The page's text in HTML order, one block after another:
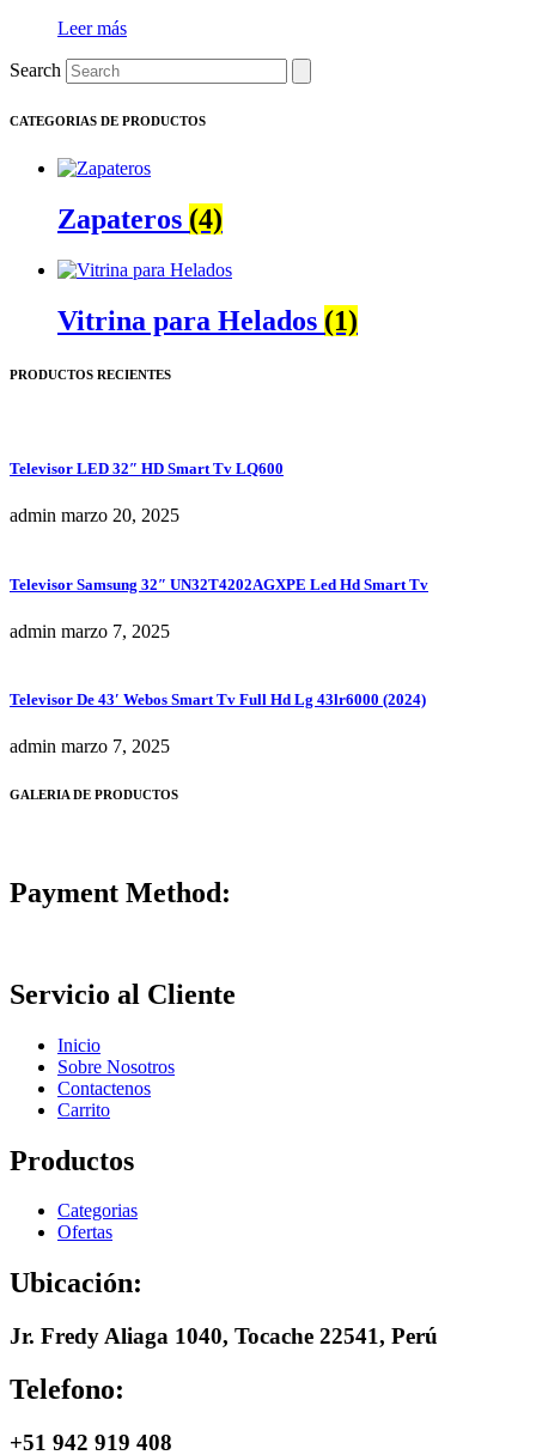
Leer más
Search
CATEGORIAS DE PRODUCTOS
Zapateros (4)
Vitrina para Helados (1)
PRODUCTOS RECIENTES
Televisor LED 32″ HD Smart Tv LQ600
admin marzo 20, 2025
Televisor Samsung 32″ UN32T4202AGXPE Led Hd Smart Tv
admin marzo 7, 2025
Televisor De 43′ Webos Smart Tv Full Hd Lg 43lr6000 (2024)
admin marzo 7, 2025
GALERIA DE PRODUCTOS
Payment Method:
Servicio al Cliente
Inicio
Sobre Nosotros
Contactenos
Carrito
Productos
Categorias
Ofertas
Ubicación:
Jr. Fredy Aliaga 1040, Tocache 22541, Perú
Telefono:
+51 942 919 408